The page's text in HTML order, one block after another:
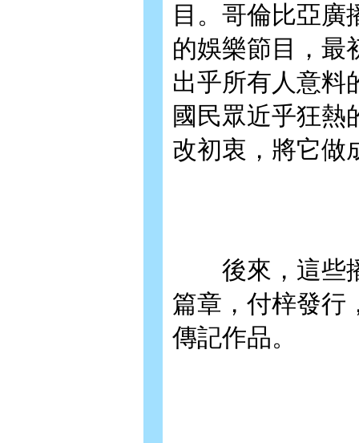
目。哥倫比亞廣
的娛樂節目，最
出乎所有人意料
國民眾近乎狂熱
改初衷，將它做
後來，這些播
篇章，付梓發行
傳記作品。